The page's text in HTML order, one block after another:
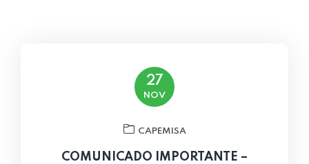
27
NOV
CAPEMISA
COMUNICADO IMPORTANTE –